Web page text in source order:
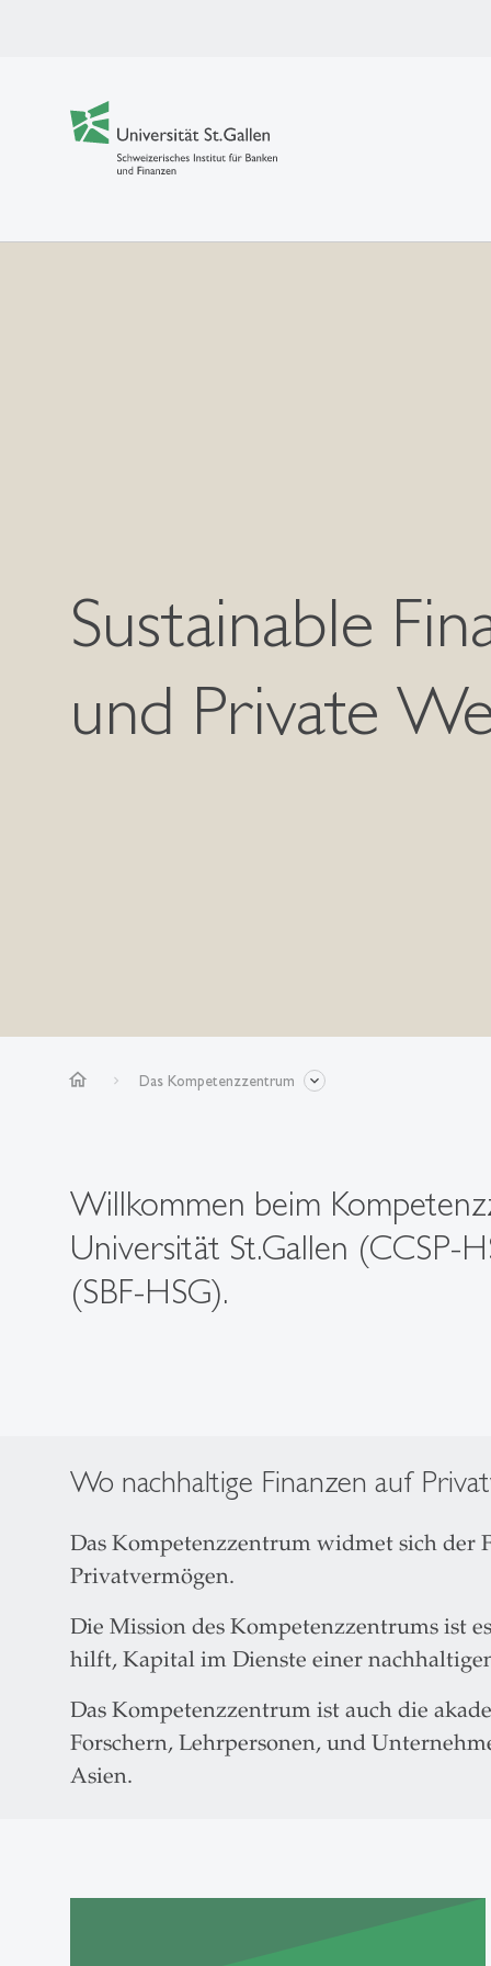
Sustainable
und Private
home Das Kompetenzzentrum
Willkommen beim
Universität St.Gallen (CCSP-
(SBF-HSG).
Wo nachhaltige Finanzen auf
Das Kompetenzzentrum widmet sich der
Privatvermögen.
Die Mission des Kompetenzzentrums ist
hilft, Kapital im Dienste einer
Das Kompetenzzentrum ist auch die
Forschern, Lehrpersonen, und
Asien.